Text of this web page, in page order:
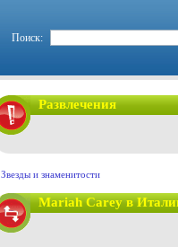
Поиск:
Развлечения
Звезды и знаменитости
Mariah Carey в